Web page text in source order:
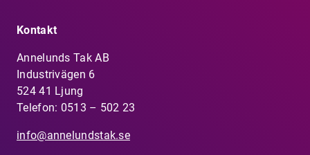
Kontakt
Annelunds Tak AB
Industrivägen 6
524 41 Ljung
Telefon: 0513 – 502 23
info@annelundstak.se